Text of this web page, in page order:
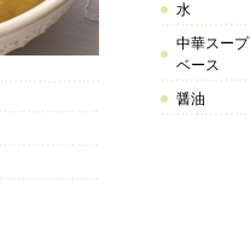
水
中華スープ
ベース
醤油